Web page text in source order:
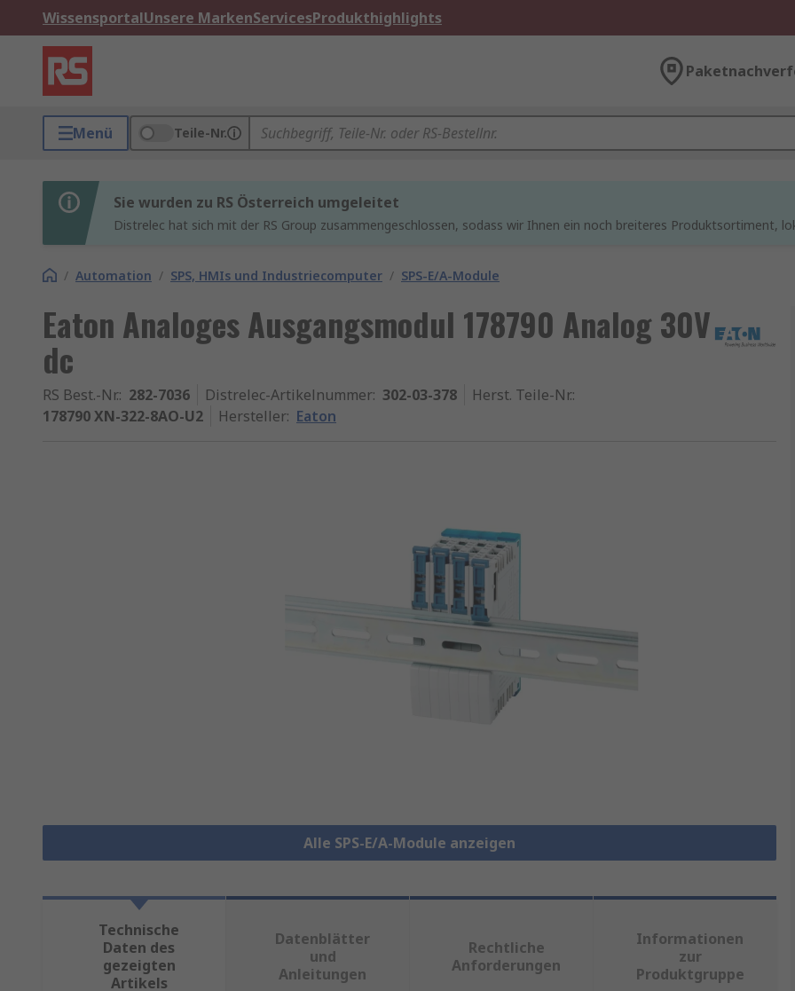
WissensportalUnsere MarkenServicesProdukthighlights
Menü Teile-Nr.
Sie wurden zu RS Österreich umgeleitet
Distrelec hat sich mit der RS Group zusammengeschlossen, sodass wir Ihnen ein noch breiteres Produktsortiment,
/ Automation / SPS, HMIs und Industriecomputer / SPS-E/A-Module
Eaton Analoges Ausgangsmodul 178790 Analog 30V
dc
RS Best.-Nr.: 282-7036 Distrelec-Artikelnummer: 302-03-378 Herst. Teile-Nr.:
178790 XN-322-8AO-U2
Hersteller: Eaton
Alle SPS-E/A-Module anzeigen
Technische
Daten des
gezeigten
Artikels
Datenblätter
und
Anleitungen
Rechtliche
Anforderungen
Informationen
zur
Produktgruppe